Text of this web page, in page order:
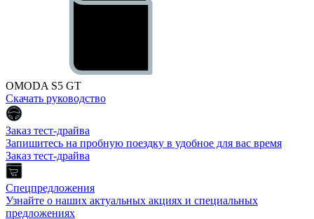
OMODA S5 GT
Скачать руководство
Заказ тест-драйва
Запишитесь на пробную поездку в удобное для вас время
Заказ тест-драйва
Спецпредложения
Узнайте о наших актуальных акциях и специальных
предложениях